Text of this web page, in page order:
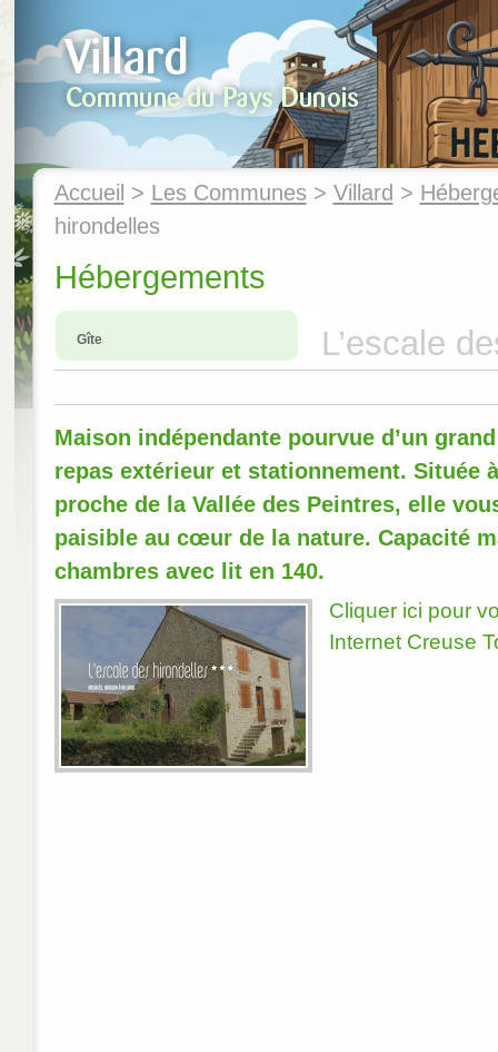
Accueil > Les Communes > Villard >
hirondelles
Hébergements
Gîte L’escale
Maison indépendante pourvue d’un
repas extérieur et stationnement. Située
proche de la Vallée des Peintres, elle
paisible au cœur de la nature. Capacité
chambres avec lit en 140.
Cliquer ici pour
Internet Creuse